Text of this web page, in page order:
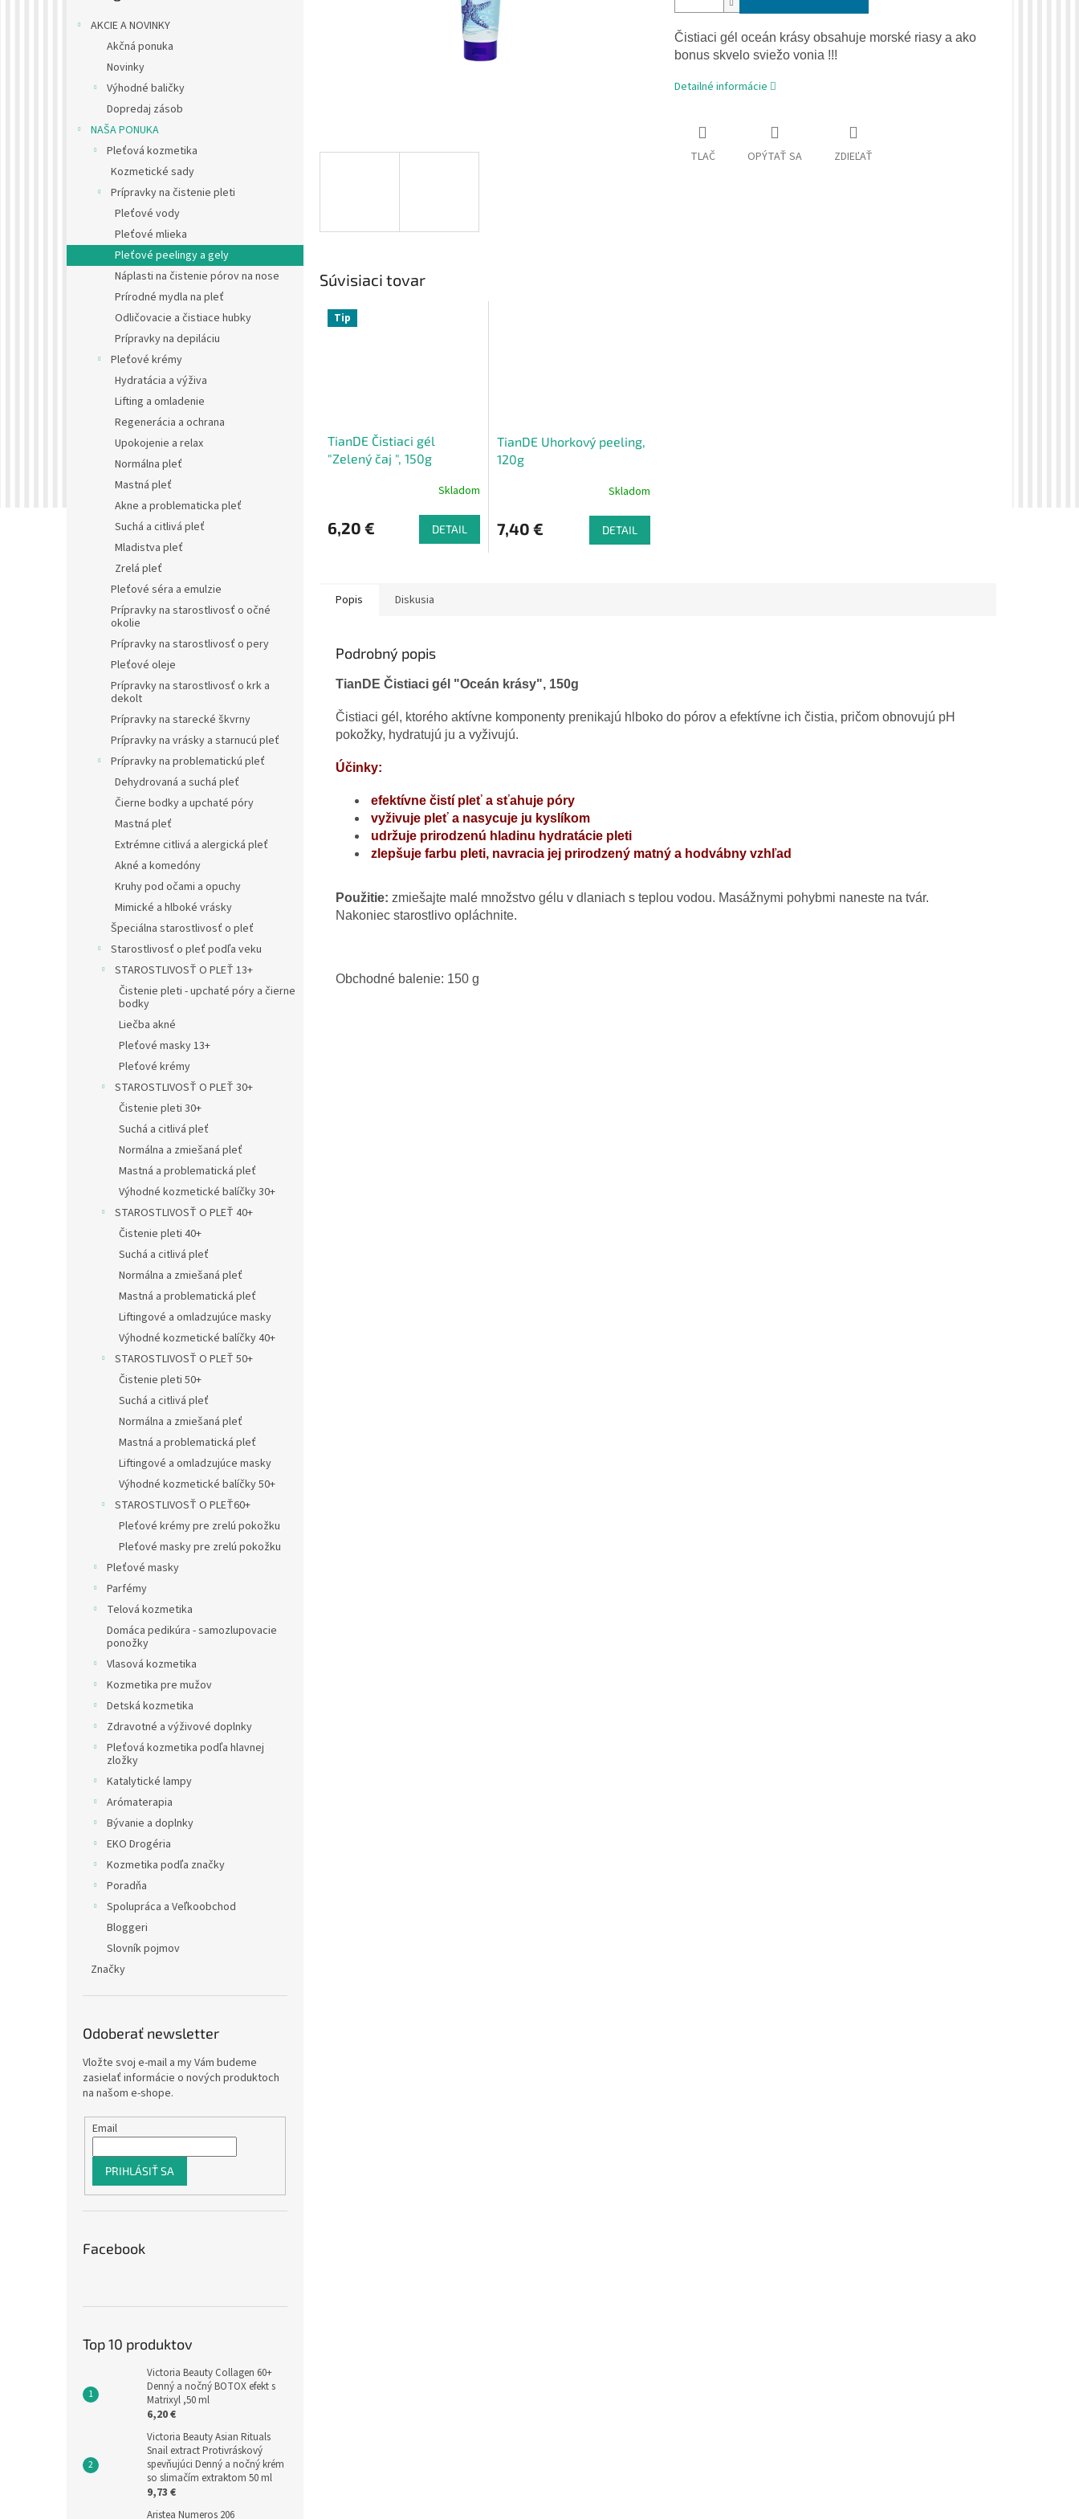
AKCIE A NOVINKY
Akčná ponuka
Novinky
Výhodné baličky
Dopredaj zásob
NAŠA PONUKA
Pleťová kozmetika
Kozmetické sady
Prípravky na čistenie pleti
Pleťové vody
Pleťové mlieka
Pleťové peelingy a gely
Náplasti na čistenie pórov na nose
Prírodné mydla na pleť
Odličovacie a čistiace hubky
Prípravky na depiláciu
Pleťové krémy
Hydratácia a výživa
Lifting a omladenie
Regenerácia a ochrana
Upokojenie a relax
Normálna pleť
Mastná pleť
Akne a problematicka pleť
Suchá a citlivá pleť
Mladistva pleť
Zrelá pleť
Pleťové séra a emulzie
Prípravky na starostlivosť o očné
okolie
Prípravky na starostlivosť o pery
Pleťové oleje
Prípravky na starostlivosť o krk a
dekolt
Prípravky na starecké škvrny
Prípravky na vrásky a starnucú pleť
Prípravky na problematickú pleť
Dehydrovaná a suchá pleť
Čierne bodky a upchaté póry
Mastná pleť
Extrémne citlivá a alergická pleť
Akné a komedóny
Kruhy pod očami a opuchy
Mimické a hlboké vrásky
Špeciálna starostlivosť o pleť
Starostlivosť o pleť podľa veku
STAROSTLIVOSŤ O PLEŤ 13+
Čistenie pleti - upchaté póry a čierne
bodky
Liečba akné
Pleťové masky 13+
Pleťové krémy
STAROSTLIVOSŤ O PLEŤ 30+
Čistenie pleti 30+
Suchá a citlivá pleť
Normálna a zmiešaná pleť
Mastná a problematická pleť
Výhodné kozmetické balíčky 30+
STAROSTLIVOSŤ O PLEŤ 40+
Čistenie pleti 40+
Suchá a citlivá pleť
Normálna a zmiešaná pleť
Mastná a problematická pleť
Liftingové a omladzujúce masky
Výhodné kozmetické balíčky 40+
STAROSTLIVOSŤ O PLEŤ 50+
Čistenie pleti 50+
Suchá a citlivá pleť
Normálna a zmiešaná pleť
Mastná a problematická pleť
Liftingové a omladzujúce masky
Výhodné kozmetické balíčky 50+
STAROSTLIVOSŤ O PLEŤ60+
Pleťové krémy pre zrelú pokožku
Pleťové masky pre zrelú pokožku
Pleťové masky
Parfémy
Telová kozmetika
Domáca pedikúra - samozlupovacie
ponožky
Vlasová kozmetika
Kozmetika pre mužov
Detská kozmetika
Zdravotné a výživové doplnky
Pleťová kozmetika podľa hlavnej
zložky
Katalytické lampy
Arómaterapia
Bývanie a doplnky
EKO Drogéria
Kozmetika podľa značky
Poradňa
Spolupráca a Veľkoobchod
Bloggeri
Slovník pojmov
Značky
Odoberať newsletter
Vložte svoj e-mail a my Vám budeme
zasielať informácie o nových produktoch
na našom e-shope.
Email
PRIHLÁSIŤ SA
Facebook
Top 10 produktov
Victoria Beauty Collagen 60+
Denný a nočný BOTOX efekt s
Matrixyl ,50 ml
6,20 €
Victoria Beauty Asian Rituals
Snail extract Protivráskový
spevňujúci Denný a nočný krém
so slimačím extraktom 50 ml
9,73 €
Aristea Numeros 206
Čistiaci gél oceán krásy obsahuje morské riasy a ako
bonus skvelo sviežo vonia !!!
Detailné informácie
TLAČ OPÝTAŤ SA ZDIEĽAŤ
Súvisiaci tovar
Tip
TianDE Čistiaci gél
"Zelený čaj ", 150g
Skladom
6,20 € DETAIL
TianDE Uhorkový peeling,
120g
Skladom
7,40 € DETAIL
Popis Diskusia
Podrobný popis
TianDE Čistiaci gél "Oceán krásy", 150g
Čistiaci gél, ktorého aktívne komponenty prenikajú hlboko do pórov a efektívne ich čistia, pričom obnovujú pH
pokožky, hydratujú ju a vyživujú.
Účinky:
efektívne čistí pleť a sťahuje póry
vyživuje pleť a nasycuje ju kyslíkom
udržuje prirodzenú hladinu hydratácie pleti
zlepšuje farbu pleti, navracia jej prirodzený matný a hodvábny vzhľad
Použitie: zmiešajte malé množstvo gélu v dlaniach s teplou vodou. Masážnymi pohybmi naneste na tvár.
Nakoniec starostlivo opláchnite.
Obchodné balenie: 150 g